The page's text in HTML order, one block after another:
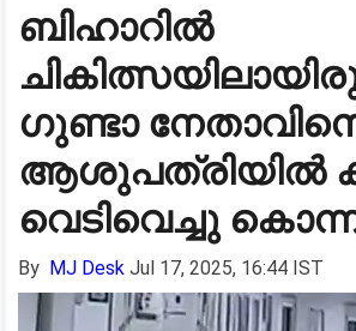
ബിഹാറിൽ
ഗുണ്ടാ
ആശുപത്രിയിൽ
വെടിവെച്ചു
By MJ Desk Jul 17, 2025, 16:44 IST